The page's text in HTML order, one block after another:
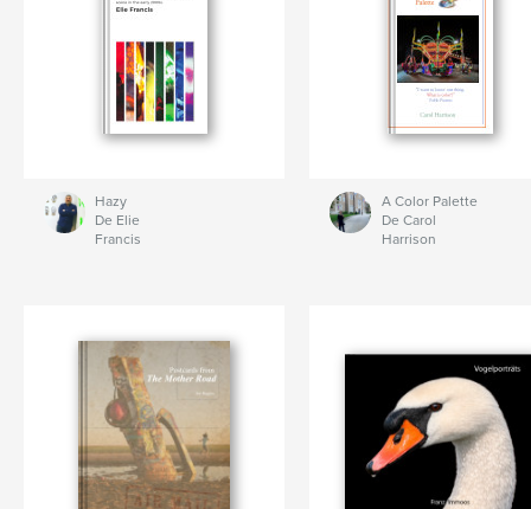
Hazy
De Elie
Francis
A Color Palette
De Carol
Harrison